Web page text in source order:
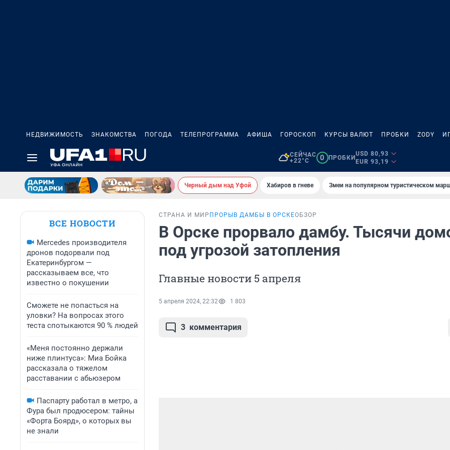
НЕДВИЖИМОСТЬ ЗНАКОМСТВА ПОГОДА ТЕЛЕПРОГРАММА АФИША ГОРОСКОП КУРСЫ ВАЛЮТ ПРОБКИ ZODY
СЕЙЧАС
+22°C
0 ПРОБКИ
USD 80,93
EUR 93,19
Черный дым над Уфой Хабиров в гневе Змеи на популярном туристическом
ВСЕ НОВОСТИ
Mercedes производителя
дронов подорвали под
Екатеринбургом —
рассказываем все, что
известно о покушении
Сможете не попасться на
уловки? На вопросах этого
теста спотыкаются 90 % людей
«Меня постоянно держали
ниже плинтуса»: Миа Бойка
рассказала о тяжелом
расставании с абьюзером
Паспарту работал в метро, а
Фура был продюсером: тайны
«Форта Боярд», о которых вы
не знали
СТРАНА И МИР ПРОРЫВ ДАМБЫ В ОРСКЕОБЗОР
В Орске прорвало дамбу. Тысячи
под угрозой затопления
Главные новости 5 апреля
5 апреля 2024, 22:32 1 803
3 комментария